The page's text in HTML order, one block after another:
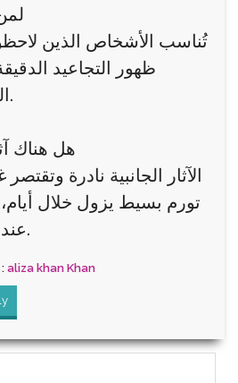
5.
تُناسب الأشخاص الذين
ظهور التجاعيد
العشرينات فما فوق.
6. هل هناك
الآثار الجانبية نادرة
تورم بسيط يزول خلال أيام،
عند الالتزام بالتعليمات.
aliza khan Khan